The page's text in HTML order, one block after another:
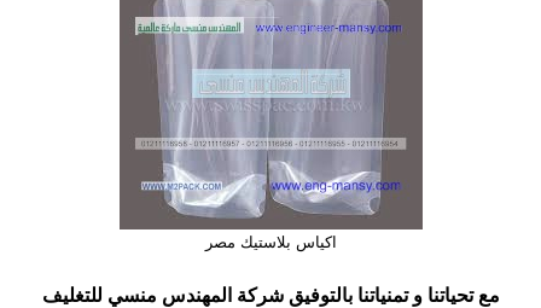
اكياس بلاستيك مصر
مع تحياتنا و تمنياتنا بالتوفيق شركة المهندس منسي للتغليف